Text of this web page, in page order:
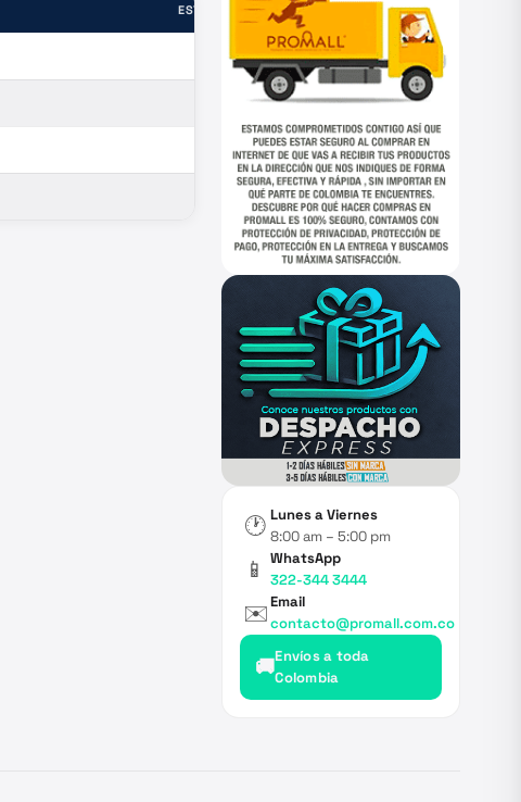
ESTADO
🕐 Lunes a Viernes
8:00 am – 5:00 pm
📱
WhatsApp
322-344 3444
✉️Email
contacto@promall.com.co
🚚Envíos a toda
Colombia